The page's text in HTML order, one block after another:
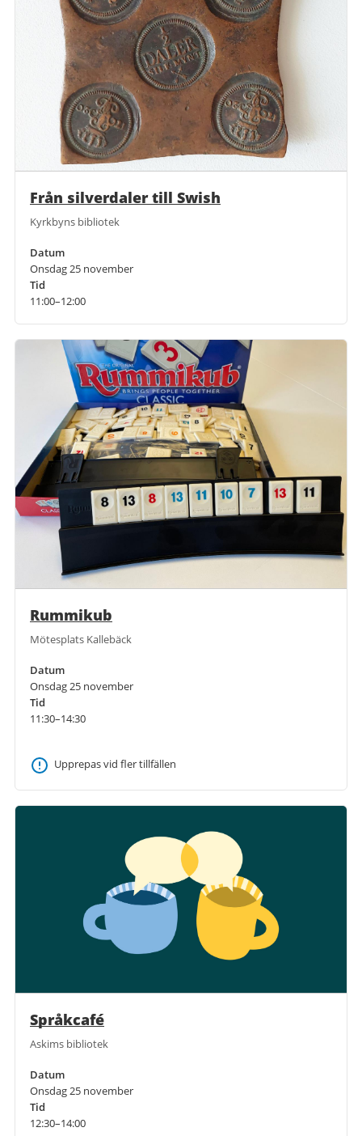
Från silverdaler till Swish
Kyrkbyns bibliotek
Datum
Onsdag 25 november
Tid
11:00–12:00
Rummikub
Mötesplats Kallebäck
Datum
Onsdag 25 november
Tid
11:30–14:30
Upprepas vid fler tillfällen
Språkcafé
Askims bibliotek
Datum
Onsdag 25 november
Tid
12:30–14:00